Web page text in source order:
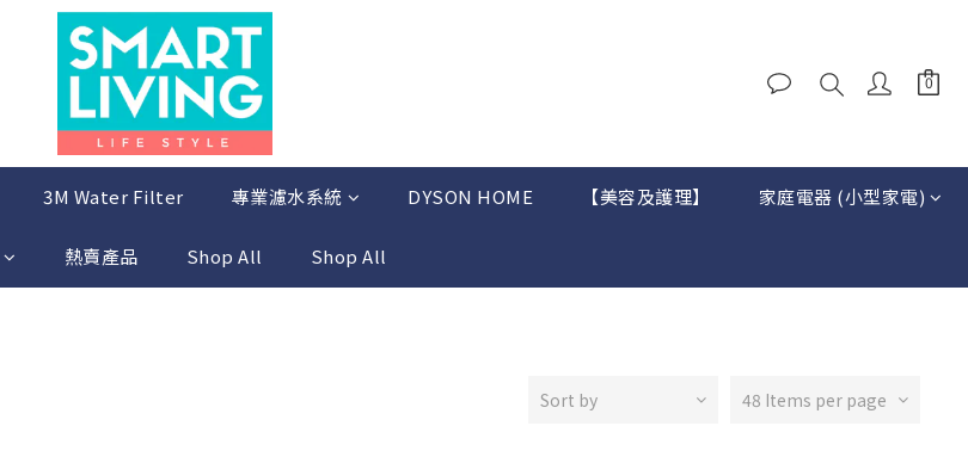
3M Water Filter 專業濾水系統 DYSON HOME 【美容及護理】 家庭電器 (小型家電)
熱賣產品 Shop All Shop All
Sort by 48 Items per page